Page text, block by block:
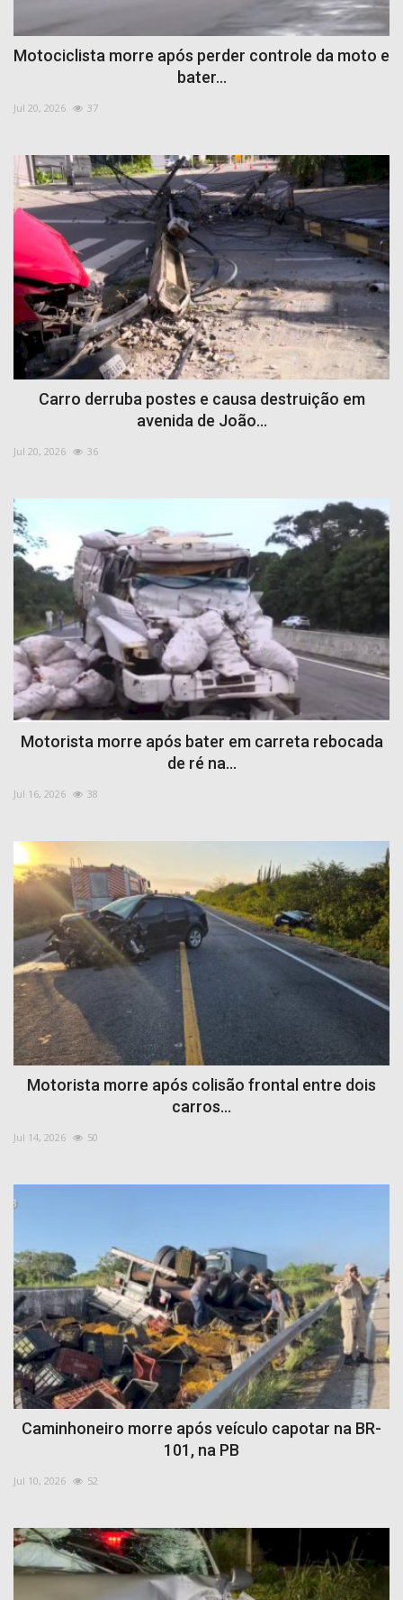
Motociclista morre após perder controle da moto e
bater...
Jul 20, 2026 37
Carro derruba postes e causa destruição em
avenida de João...
Jul 20, 2026 36
Motorista morre após bater em carreta rebocada
de ré na...
Jul 16, 2026 38
Motorista morre após colisão frontal entre dois
carros...
Jul 14, 2026 50
Caminhoneiro morre após veículo capotar na BR-
101, na PB
Jul 10, 2026 52